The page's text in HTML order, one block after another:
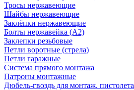
Тросы нержавеющие
Шайбы нержавеющие
Заклёпки нержавеющие
Болты нержавейка (А2)
Заклепки резьбовые
Петли воротные (стрела)
Петли гаражные
Система прямого монтажа
Патроны монтажные
Дюбель-гвоздь для монтаж. пистолета